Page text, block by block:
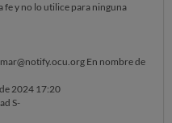
fe y no lo utilice para ninguna
En nombre de
2024 17:20
S-